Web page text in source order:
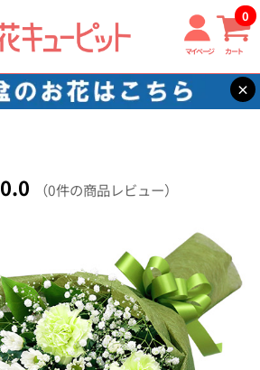
マイページ カート
0
×
儀に贈る花
【通夜・葬儀に贈る花】お供え
（0件の商品レビュー）